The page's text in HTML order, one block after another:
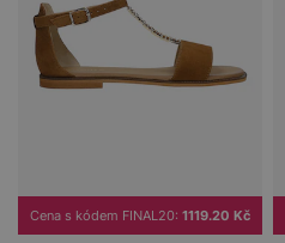
Cena s kódem FINAL20: 1119.20 Kč